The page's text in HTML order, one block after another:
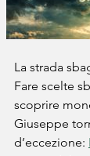
La strada
Fare scelte
scoprire
Giuseppe
d’eccezione: